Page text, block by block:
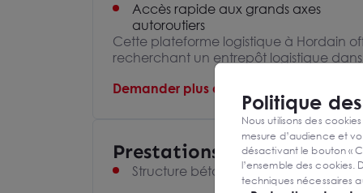
Accès rapide aux grands axes
autoroutiers
Cette plateforme logistique à Hordain
recherchant un entrepôt logistique
Demander plus d'informations au
Prestations et
Structure béton
Politique des
Nous utilisons des
mesure d’audience et
désactivant le bouton «
l’ensemble des cookies.
techniques nécessaires